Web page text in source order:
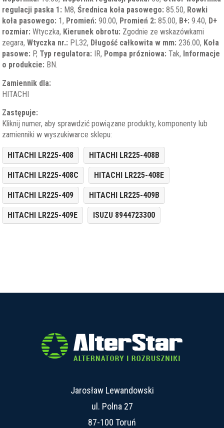
regulacji paska 1: M8,Średnica koła pasowego: 85.50, Rowki
koła pasowego: 1, Promień: 90.00, Promień 2: 85.00, B+: 9.40, D+
rozmiar: Wtyczka, Kierunek obrotu: Zgodnie ze wskazówkami
zegara,Wtyczka nr.: PL32, Długość całkowita w mm: 236.00, Koła
pasowe: P, Typ regulatora: IR, Pompa prózniowa: Tak, Informacje
o produkcie: BN.
Zamiennik dla:
HITACHI
Zastępuje:
Kliknij numer, aby sprawdzić powiązane produkty, komponenty lub
zamienniki w wyszukiwarce sklepu:
HITACHI LR225-408 HITACHI LR225-408B
HITACHI LR225-408C HITACHI LR225-408E
HITACHI LR225-409 HITACHI LR225-409B
HITACHI LR225-409E ISUZU 8944723300
Jarosław Lewandowski
ul. Polna 27
87-100 Toruń